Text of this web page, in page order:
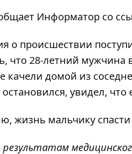
Информатор со
о происшествии
что 28-летний мужчина
качели домой из
остановился, увидел,
жизнь мальчику
результатам